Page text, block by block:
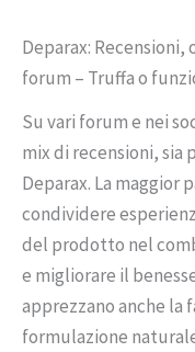
Deparax:
forum – Truffa o
Su vari forum e nei
mix di recensioni, sia
Deparax. La
condividere
del prodotto nel
e migliorare il
apprezzano anche la
formulazione